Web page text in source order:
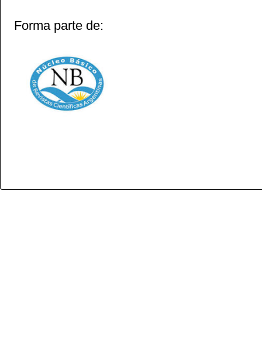
Forma parte de: